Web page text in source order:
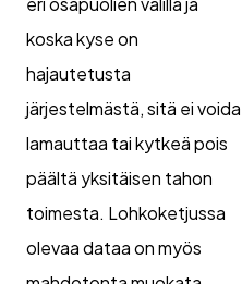
koska kyse on
hajautetusta
järjestelmästä, sitä ei voida
lamauttaa tai kytkeä pois
päältä yksitäisen tahon
toimesta. Lohkoketjussa
olevaa dataa on myös